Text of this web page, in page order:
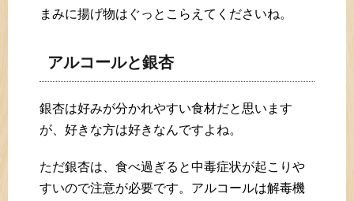
まみに揚げ物はぐっとこらえてくださいね。
アルコールと銀杏
銀杏は好みが分かれやすい食材だと思います
が、好きな方は好きなんですよね。
ただ銀杏は、食べ過ぎると中毒症状が起こりや
すいので注意が必要です。アルコールは解毒機